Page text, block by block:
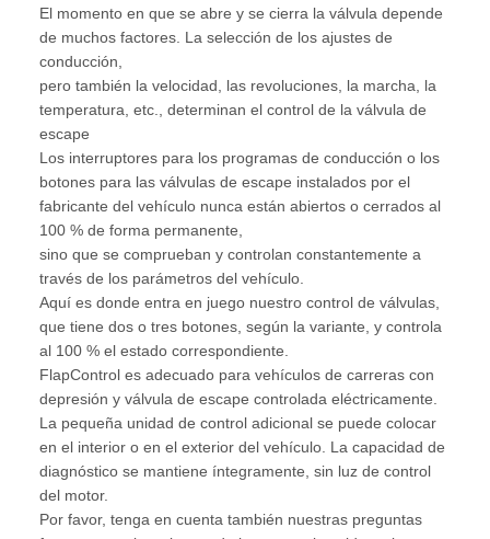
El momento en que se abre y se cierra la válvula depende
de muchos factores. La selección de los ajustes de
conducción,
pero también la velocidad, las revoluciones, la marcha, la
temperatura, etc., determinan el control de la válvula de
escape
Los interruptores para los programas de conducción o los
botones para las válvulas de escape instalados por el
fabricante del vehículo nunca están abiertos o cerrados al
100 % de forma permanente,
sino que se comprueban y controlan constantemente a
través de los parámetros del vehículo.
Aquí es donde entra en juego nuestro control de válvulas,
que tiene dos o tres botones, según la variante, y controla
al 100 % el estado correspondiente.
FlapControl es adecuado para vehículos de carreras con
depresión y válvula de escape controlada eléctricamente.
La pequeña unidad de control adicional se puede colocar
en el interior o en el exterior del vehículo. La capacidad de
diagnóstico se mantiene íntegramente, sin luz de control
del motor.
Por favor, tenga en cuenta también nuestras preguntas